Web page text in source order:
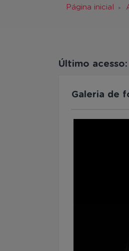
Página inicial
Último acesso:
Galeria de